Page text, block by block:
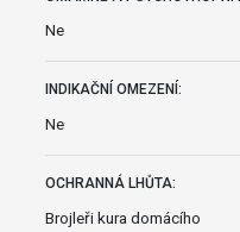
Ne
INDIKAČNÍ OMEZENÍ:
Ne
OCHRANNÁ LHŮTA:
Brojleři kura domácího